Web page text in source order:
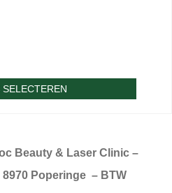
Beauty & Laser Clinic –
8970 Poperinge – BTW